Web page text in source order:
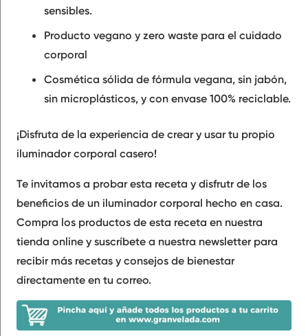
sensibles.
Producto vegano y zero waste para el cuidado
corporal
Cosmética sólida de fórmula vegana, sin jabón,
sin microplásticos, y con envase 100% reciclable.
¡Disfruta de la experiencia de crear y usar tu propio
iluminador corporal casero!
Te invitamos a probar esta receta y disfrutr de los
beneficios de un iluminador corporal hecho en casa.
Compra los productos de esta receta en nuestra
tienda online y suscríbete a nuestra newsletter para
recibir más recetas y consejos de bienestar
directamente en tu correo.